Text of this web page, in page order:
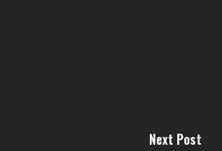
Next Post